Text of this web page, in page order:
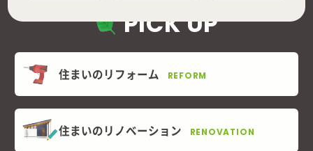
PICK UP
住まいのリフォーム REFORM
住まいのリノベーション RENOVATION